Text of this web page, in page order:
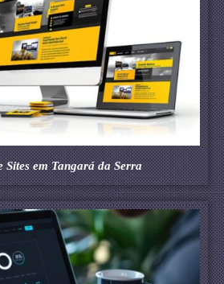
Sites em Tangará da Serra